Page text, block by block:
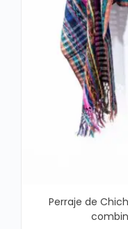
Perraje de